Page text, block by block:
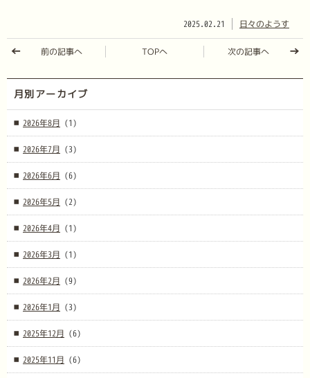
2025.02.21 日々のようす
前の記事へ TOPへ 次の記事へ
月別アーカイブ
2026年8月 (1)
2026年7月 (3)
2026年6月 (6)
2026年5月 (2)
2026年4月 (1)
2026年3月 (1)
2026年2月 (9)
2026年1月 (3)
2025年12月 (6)
2025年11月 (6)